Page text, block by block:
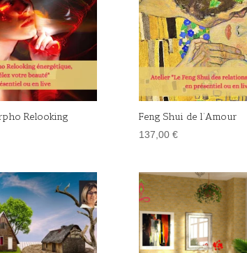
Relooking Feng Shui de l’Amour
137,00 €